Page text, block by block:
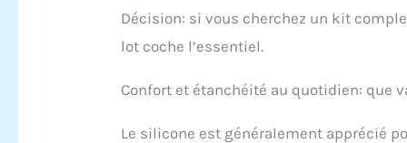
les
rend
des
de
Décision: si vous cherchez un kit
lot coche l’essentiel.
Confort et étanchéité au quotidien: que
Le silicone est généralement apprécié